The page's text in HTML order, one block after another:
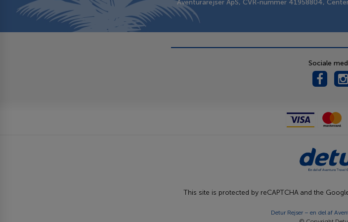
Aventurarejser ApS, CVR-nummer 41958804,
Sociale
This site is protected by reCAPTCHA and the
Detur Rejser – en del af